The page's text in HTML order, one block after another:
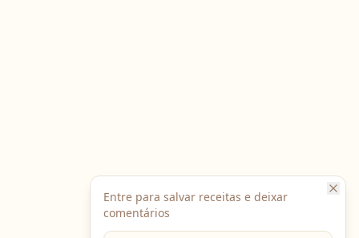
Entre para salvar receitas e deixar
comentários